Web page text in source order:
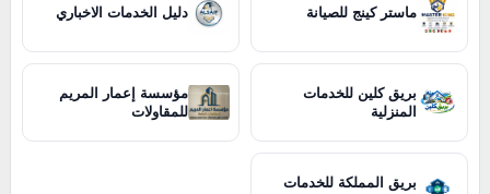
ماستر كينج للصيانة دليل الخدمات الاخباري
بريق كلين للخدمات
المنزلية
مؤسسة إعمار المريم
للمقاولات
بريق المملكة للخدمات